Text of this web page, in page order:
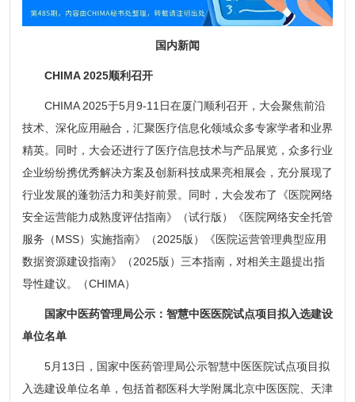
国内新闻
CHIMA 2025顺利召开
CHIMA 2025于5月9-11日在厦门顺利召开，大会聚焦前沿
技术、深化应用融合，汇聚医疗信息化领域众多专家学者和业界
精英。同时，大会还进行了医疗信息技术与产品展览，众多行业
企业纷纷携优秀解决方案及创新科技成果亮相展会，充分展现了
行业发展的蓬勃活力和美好前景。同时，大会发布了《医院网络
安全运营能力成熟度评估指南》（试行版）《医院网络安全托管
服务（MSS）实施指南》（2025版）《医院运营管理典型应用
数据资源建设指南》（2025版）三本指南，对相关主题提出指
导性建议。（CHIMA）
国家中医药管理局公示：智慧中医医院试点项目拟入选建设
单位名单
5月13日，国家中医药管理局公示智慧中医医院试点项目拟
入选建设单位名单，包括首都医科大学附属北京中医医院、天津